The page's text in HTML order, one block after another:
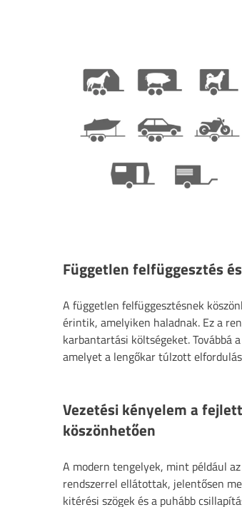
Független felfüggesztés
A független felfüggesztésnek
érintik, amelyiken haladnak. Ez a
karbantartási költségeket. Továbbá
amelyet a lengőkar túlzott
Vezetési kényelem a
köszönhetően
A modern tengelyek, mint például
rendszerrel ellátottak, jelentősen
kitérési szögek és a puhább